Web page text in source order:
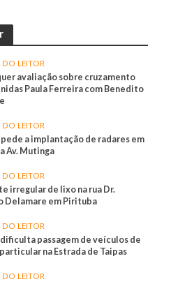
DO LEITOR
avaliação sobre cruzamento
Paula Ferreira com Benedito
DO LEITOR
a implantação de radares em
Av. Mutinga
DO LEITOR
irregular de lixo na rua Dr.
Delamare em Pirituba
DO LEITOR
passagem de veículos de
na Estrada de Taipas
DO LEITOR